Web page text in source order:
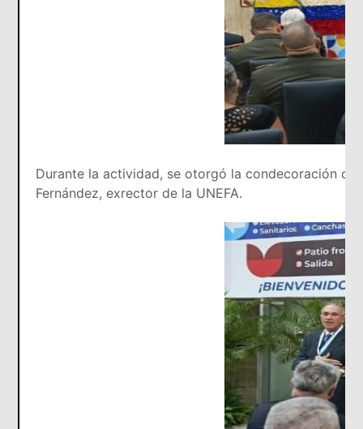
Durante la actividad, se otorgó la condecoración
Fernández, exrector de la UNEFA.